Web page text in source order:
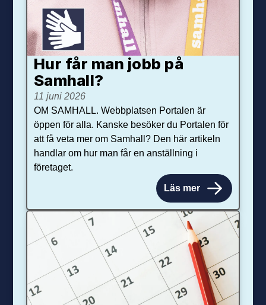
Hur får man jobb på
Samhall?
11 juni 2026
OM SAMHALL. Webbplatsen Portalen är
öppen för alla. Kanske besöker du Portalen för
att få veta mer om Samhall? Den här artikeln
handlar om hur man får en anställning i
företaget.
Läs mer